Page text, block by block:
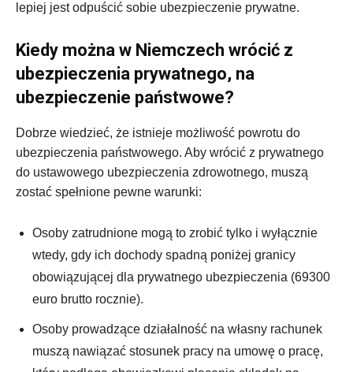
lepiej jest odpuścić sobie ubezpieczenie prywatne.
Kiedy można w Niemczech wrócić z
ubezpieczenia prywatnego, na
ubezpieczenie państwowe?
Dobrze wiedzieć, że istnieje możliwość powrotu do
ubezpieczenia państwowego. Aby wrócić z prywatnego
do ustawowego ubezpieczenia zdrowotnego, muszą
zostać spełnione pewne warunki:
Osoby zatrudnione mogą to zrobić tylko i wyłącznie
wtedy, gdy ich dochody spadną poniżej granicy
obowiązującej dla prywatnego ubezpieczenia (69300
euro brutto rocznie).
Osoby prowadzące działalność na własny rachunek
muszą nawiązać stosunek pracy na umowę o pracę,